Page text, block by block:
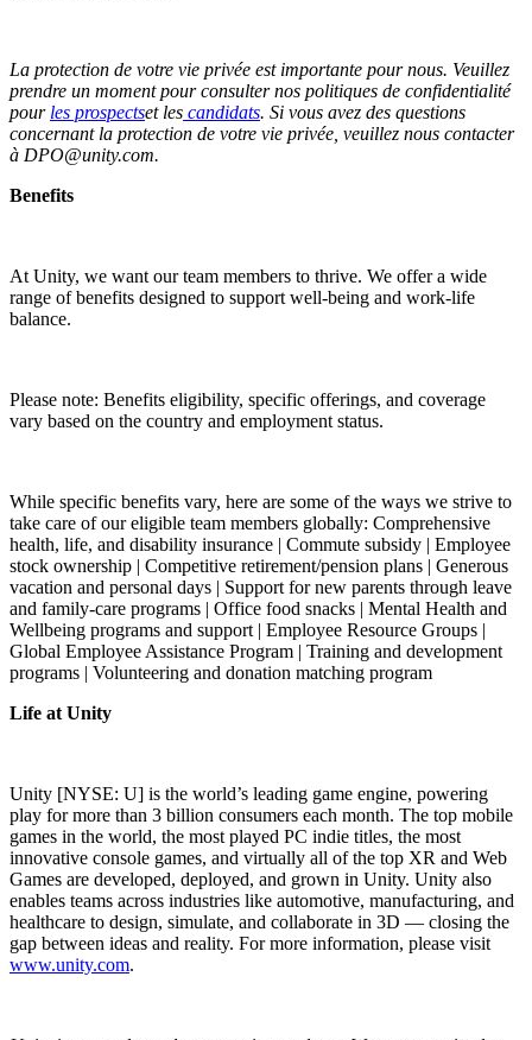
La protection de votre vie privée est importante pour nous. Veuillez
prendre un moment pour consulter nos politiques de confidentialité
pour les prospectset les candidats. Si vous avez des questions
concernant la protection de votre vie privée, veuillez nous contacter
à DPO@unity.com.
Benefits
At Unity, we want our team members to thrive. We offer a wide
range of benefits designed to support well-being and work-life
balance.
Please note: Benefits eligibility, specific offerings, and coverage
vary based on the country and employment status.
While specific benefits vary, here are some of the ways we strive to
take care of our eligible team members globally: Comprehensive
health, life, and disability insurance | Commute subsidy | Employee
stock ownership | Competitive retirement/pension plans | Generous
vacation and personal days | Support for new parents through leave
and family-care programs | Office food snacks | Mental Health and
Wellbeing programs and support | Employee Resource Groups |
Global Employee Assistance Program | Training and development
programs | Volunteering and donation matching program
Life at Unity
Unity [NYSE: U] is the world’s leading game engine, powering
play for more than 3 billion consumers each month. The top mobile
games in the world, the most played PC indie titles, the most
innovative console games, and virtually all of the top XR and Web
Games are developed, deployed, and grown in Unity. Unity also
enables teams across industries like automotive, manufacturing, and
healthcare to design, simulate, and collaborate in 3D — closing the
gap between ideas and reality. For more information, please visit
www.unity.com.